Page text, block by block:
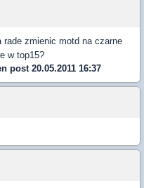
rade zmienic motd na czarne
w top15?
post 20.05.2011 16:37